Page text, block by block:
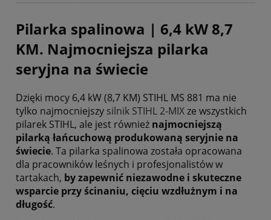
Pilarka spalinowa | 6,4 kW 8,7
KM. Najmocniejsza pilarka
seryjna na świecie
Dzięki mocy 6,4 kW (8,7 KM) STIHL MS 881 ma nie
tylko najmocniejszy silnik STIHL 2-MIXze wszystkich
pilarek STIHL, ale jest również najmocniejszą
pilarką łańcuchową produkowaną seryjnie na
świecie. Ta pilarka spalinowa została opracowana
dla pracowników leśnych i profesjonalistów w
tartakach, by zapewnić niezawodne i skuteczne
wsparcie przy ścinaniu, cięciu wzdłużnym i na
długość.